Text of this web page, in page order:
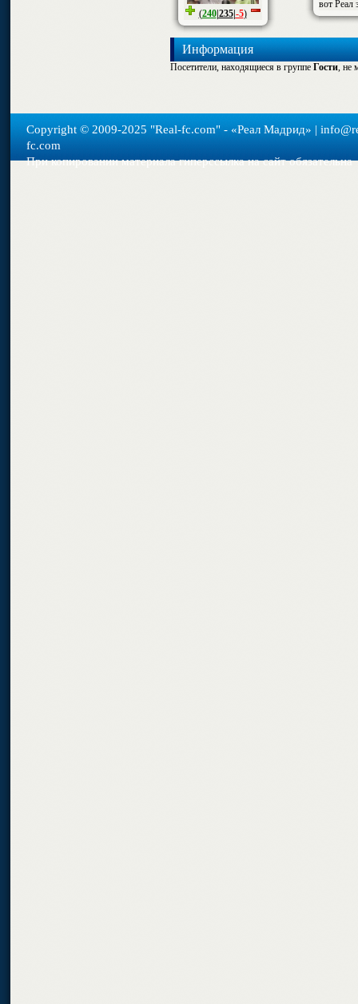
(240|235|-5)
вот Реал
Информация
Посетители, находящиеся в группе Гости, не
Copyright © 2009-2025 "Real-fс.com" - «Реал Мадрид» |
fc.com
При копировании материала гиперссылка на сайт обязательна